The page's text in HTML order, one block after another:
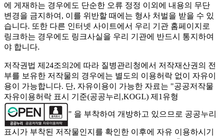
에 게재하는 경우에도 단순한 오류 정정 이외에 내용의 무단
변경을 금지하여, 이를 위반할 때에는 형사 처벌을 받을 수 있
습니다. 또한 다른 인터넷 사이트에서 우리 기관 홈페이지로
링크하는 경우에도 링크사실을 우리 기관에 반드시 통지하여
야 합니다.
저작권법 제24조의2에 따라 질병관리청에서 저작재산권의 전
부를 보유한 저작물의 경우에는 별도의 이용허락 없이 자유이
용이 가능합니다. 단, 자유이용이 가능한 자료는 "공공저작물
자유이용허락 표시 기준(공공누리,KOGL) 제1유형
" 을 부착하여 개방하고 있으므로 공공누리
표시가 부착된 저작물인지를 확인한 이후에 자유 이용하시기